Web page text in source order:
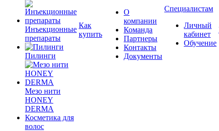
Инъекционные
препараты
Пилинги
Мезо нити
HONEY
DERMA
Косметика для
волос
Как
купить
О
компании
Команда
Партнеры
Контакты
Документы
Специалистам
Личный
кабинет
Обучение